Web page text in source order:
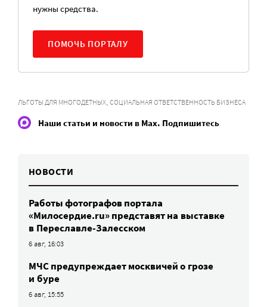
нужны средства.
ПОМОЧЬ ПОРТАЛУ
ЛЬГОТЫ ДЛЯ МНОГОДЕТНЫХ, СОЦИАЛЬНАЯ ОТВЕТСТВЕННОСТЬ БИЗНЕСА
Наши статьи и новости в Max. Подпишитесь
НОВОСТИ
Работы фотографов портала
«Милосердие.ru» представят на выставке
в Переславле-Залесском
6 авг, 16:03
МЧС предупреждает москвичей о грозе
и буре
6 авг, 15:55